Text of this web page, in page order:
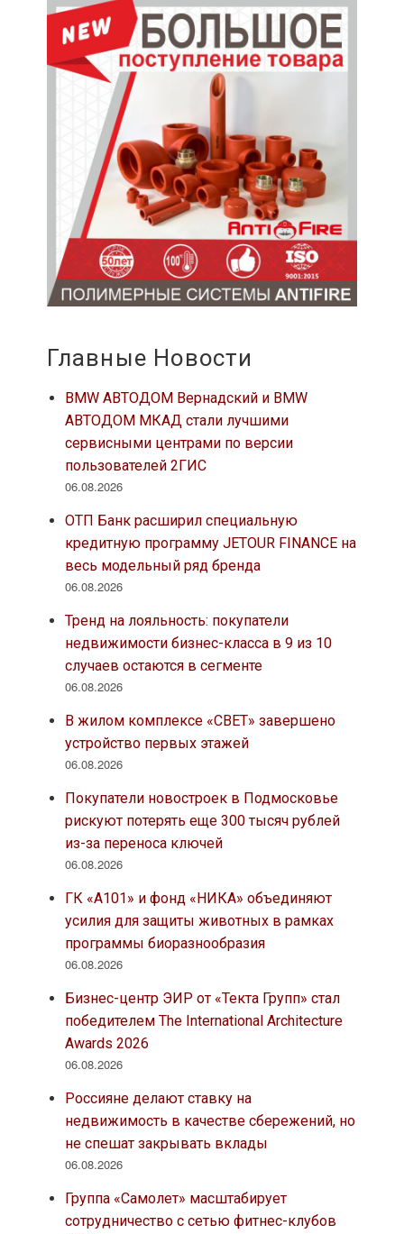
Главные Новости
BMW АВТОДОМ Вернадский и BMW
АВТОДОМ МКАД стали лучшими
сервисными центрами по версии
пользователей 2ГИС
06.08.2026
ОТП Банк расширил специальную
кредитную программу JETOUR FINANCE на
весь модельный ряд бренда
06.08.2026
Тренд на лояльность: покупатели
недвижимости бизнес-класса в 9 из 10
случаев остаются в сегменте
06.08.2026
В жилом комплексе «СВЕТ» завершено
устройство первых этажей
06.08.2026
Покупатели новостроек в Подмосковье
рискуют потерять еще 300 тысяч рублей
из-за переноса ключей
06.08.2026
ГК «А101» и фонд «НИКА» объединяют
усилия для защиты животных в рамках
программы биоразнообразия
06.08.2026
Бизнес-центр ЭИР от «Текта Групп» стал
победителем The International Architecture
Awards 2026
06.08.2026
Россияне делают ставку на
недвижимость в качестве сбережений, но
не спешат закрывать вклады
06.08.2026
Группа «Самолет» масштабирует
сотрудничество с сетью фитнес-клубов